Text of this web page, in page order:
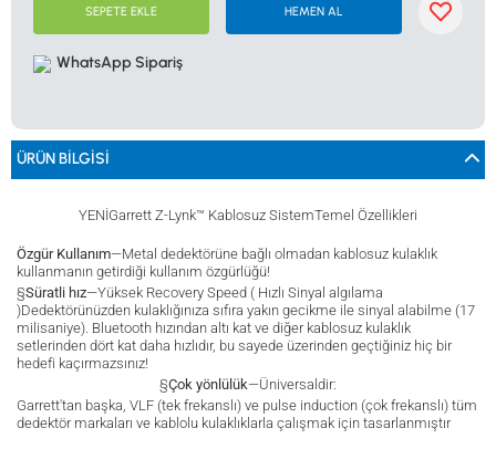
0533 061 73 68 0533 206 6086 0332 321 45 59
© 2024 Tevafuk Elektronik LTD. ŞTİ.
Dedektör Dünyası, lider dünya markası dedektörlerin
Türkiye distribitörü olan Tevafuk Elektronik LTD. ŞTİ. resmi satış kanalıdır.
SEPETE EKLE HEMEN AL
WhatsApp Sipariş
ÜRÜN BILGISI
YENİGarrett Z-Lynk™ Kablosuz SistemTemel Özellikleri
Özgür Kullanım—Metal dedektörüne bağlı olmadan kablosuz kulaklık
kullanmanın getirdiği kullanım özgürlüğü!
§Süratli hız—Yüksek Recovery Speed ( Hızlı Sinyal algılama
)Dedektörünüzden kulaklığınıza sıfıra yakın gecikme ile sinyal alabilme (17
milisaniye). Bluetooth hızından altı kat ve diğer kablosuz kulaklık
setlerinden dört kat daha hızlıdır, bu sayede üzerinden geçtiğiniz hiç bir
hedefi kaçırmazsınız!
§Çok yönlülük—Üniversaldir:
Garrett'tan başka, VLF (tek frekanslı) ve pulse induction (çok frekanslı) tüm
dedektör markaları ve kablolu kulaklıklarla çalışmak için tasarlanmıştır